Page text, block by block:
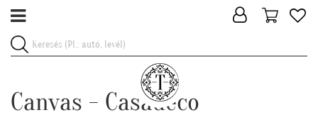
Canvas - Casadeco